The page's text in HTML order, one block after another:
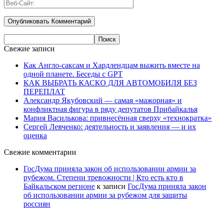
Свежие записи
Как Англо-саксам и Хардлендцам выжить вместе на
одной планете. Беседы с GPT
КАК ВЫБРАТЬ КАСКО ДЛЯ АВТОМОБИЛЯ БЕЗ
ПЕРЕПЛАТ
Александр Якубовский — самая «мажорная» и
конфликтная фигура в ряду депутатов Прибайкалья
Мария Василькова: привнесённая сверху «технократка»
Сергей Левченко: деятельность и заявления — и их
оценка
Свежие комментарии
ГосДума приняла закон об использовании армии за
рубежом. Степени тревожности | Кто есть кто в
Байкальском регионе к записи ГосДума приняла закон
об использовании армии за рубежом для защиты
россиян